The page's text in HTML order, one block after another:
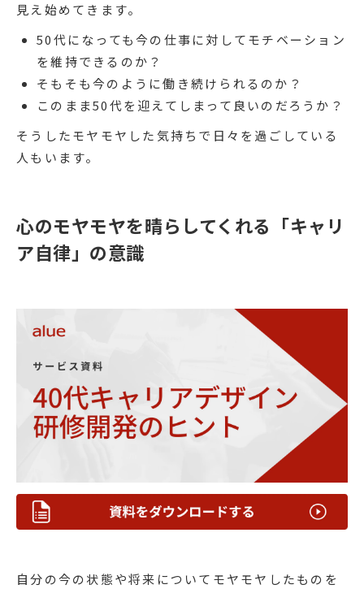
見え始めてきます。
50代になっても今の仕事に対してモチベーション
を維持できるのか？
そもそも今のように働き続けられるのか？
このまま50代を迎えてしまって良いのだろうか？
そうしたモヤモヤした気持ちで日々を過ごしている
人もいます。
心のモヤモヤを晴らしてくれる「キャリ
ア自律」の意識
自分の今の状態や将来についてモヤモヤしたものを